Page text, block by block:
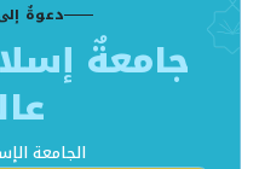
دعوةٌ
جامعةٌ
الجامعة